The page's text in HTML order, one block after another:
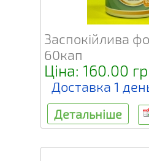
Заспокійлива
60кап
Ціна: 160.00
Доставка 1
Детальніше